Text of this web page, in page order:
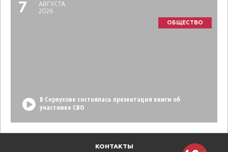
7
АВГУСТА
2026
ОБЩЕСТВО
В Серпухове состоялась презентация книги об
участнике СВО
КОНТАКТЫ